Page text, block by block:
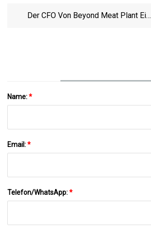
Der CFO Von Beyond Meat Plant Eine
Name:*
Email:*
Telefon/WhatsApp:*